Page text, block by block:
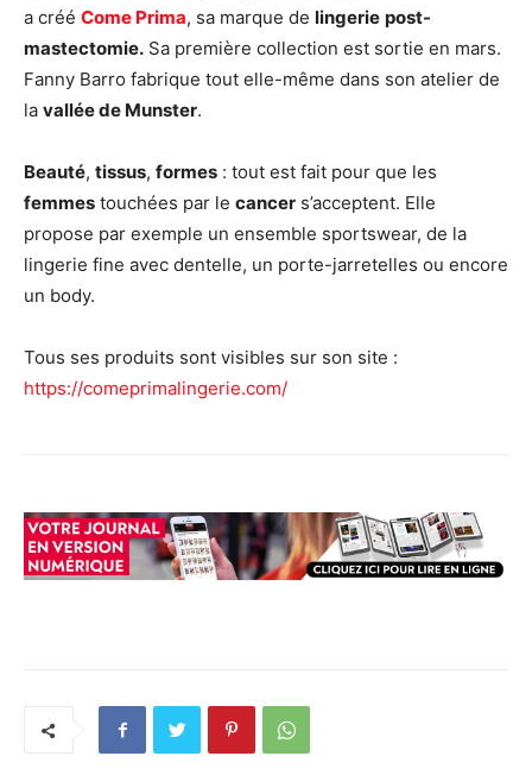
a créé Come Prima, sa marque de lingerie post-
mastectomie. Sa première collection est sortie en mars.
Fanny Barro fabrique tout elle-même dans son atelier de
la vallée de Munster.
Beauté, tissus, formes : tout est fait pour que les
femmes touchées par le cancer s’acceptent. Elle
propose par exemple un ensemble sportswear, de la
lingerie fine avec dentelle, un porte-jarretelles ou encore
un body.
Tous ses produits sont visibles sur son site :
https://comeprimalingerie.com/